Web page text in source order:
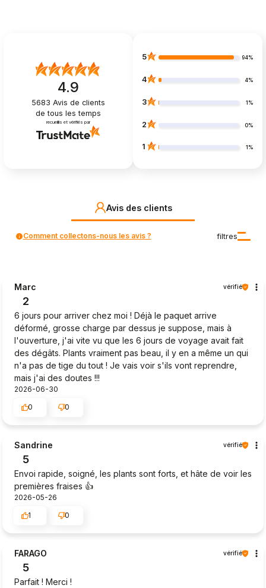
4.9
5683 Avis de clients
de tous les temps
recueillis et vérifiés par
5 94%
4 4%
3 1%
2 0%
1 1%
Avis des clients
filtres
Comment collectons-nous les avis ?
Marc vérifié
2
6 jours pour arriver chez moi ! Déjà le paquet arrive
déformé, grosse charge par dessus je suppose, mais à
l'ouverture, j'ai vite vu que les 6 jours de voyage avait fait
des dégâts. Plants vraiment pas beau, il y en a même un qui
n'a pas de tige du tout ! Je vais voir s'ils vont reprendre,
mais j'ai des doutes !!!
2026-06-30
0
0
Sandrine vérifié
5
Envoi rapide, soigné, les plants sont forts, et hâte de voir les
premières fraises 👍️
2026-05-26
1
0
FARAGO vérifié
5
Parfait ! Merci !